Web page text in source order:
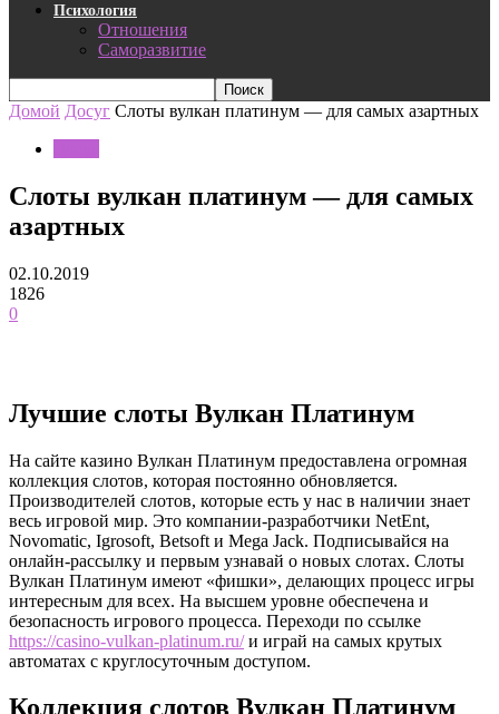
Психология
Отношения
Саморазвитие
Домой Досуг Слоты вулкан платинум — для самых азартных
Слоты вулкан платинум — для самых
азартных
02.10.2019
1826
0
Лучшие слоты Вулкан Платинум
На сайте казино Вулкан Платинум предоставлена огромная
коллекция слотов, которая постоянно обновляется.
Производителей слотов, которые есть у нас в наличии знает
весь игровой мир. Это компании-разработчики NetEnt,
Novomatic, Igrosoft, Betsoft и Mega Jack. Подписывайся на
онлайн-рассылку и первым узнавай о новых слотах. Слоты
Вулкан Платинум имеют «фишки», делающих процесс игры
интересным для всех. На высшем уровне обеспечена и
безопасность игрового процесса. Переходи по ссылке
https://casino-vulkan-platinum.ru/и играй на самых крутых
автоматах с круглосуточным доступом.
Коллекция слотов Вулкан Платинум